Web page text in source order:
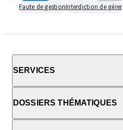
Faute de gestionInterdiction de gérer
SERVICES
DOSSIERS THÉMATIQUES